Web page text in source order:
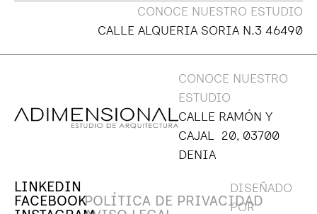
CONOCE NUESTRO ESTUDIO
CALLE ALQUERIA SORIA N.3 46490
CONOCE NUESTRO
ESTUDIO
CALLE RAMÓN Y
CAJAL 20, 03700
DENIA
DISEÑADO
POR
LINKEDIN
FACEBOOKPOLÍTICA DE PRIVACIDAD